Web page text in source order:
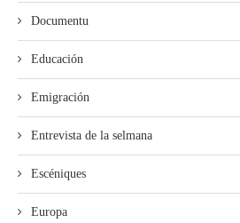
Documentu
Educación
Emigración
Entrevista de la selmana
Escéniques
Europa